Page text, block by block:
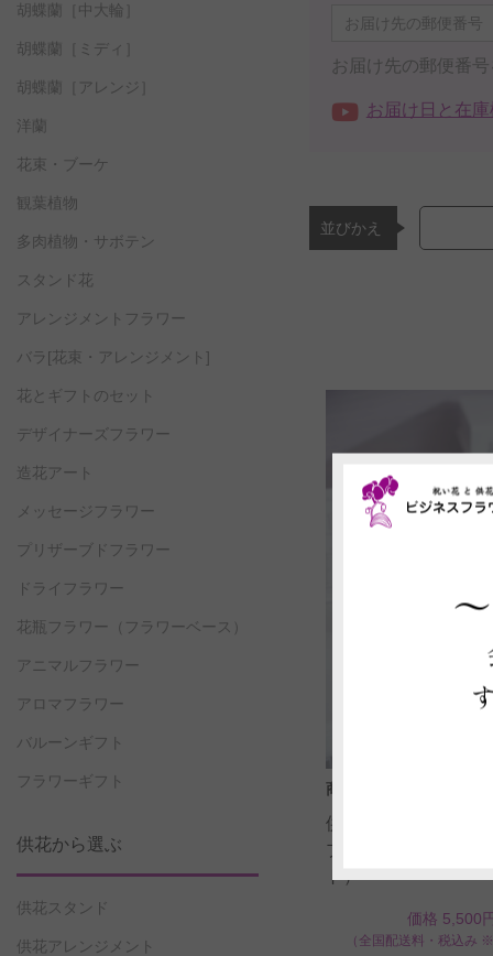
お届け先の郵便番
お届け日と在
並びかえ
商品コード: OS239
供花 プリザーブド
プチローズアレンジ
ト）
価格 5,500円
（全国配送料・税込み ※
胡蝶蘭［中大輪］
胡蝶蘭［ミディ］
胡蝶蘭［アレンジ］
洋蘭
花束・ブーケ
観葉植物
多肉植物・サボテン
スタンド花
アレンジメントフラワー
バラ[花束・アレンジメント]
花とギフトのセット
デザイナーズフラワー
造花アート
メッセージフラワー
プリザーブドフラワー
ドライフラワー
花瓶フラワー （フラワーベース）
アニマルフラワー
アロマフラワー
バルーンギフト
フラワーギフト
供花から選ぶ
供花スタンド
供花アレンジメント
～